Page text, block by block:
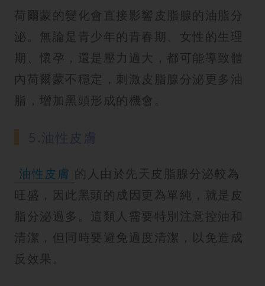
荷爾蒙的變化會直接影響皮脂腺的油脂分
泌。無論是青少年的青春期、女性的生理
期、懷孕，還是壓力過大，都可能導致體
內荷爾蒙不穩定，刺激皮脂腺分泌更多油
脂，增加黑頭形成的機會。
油性皮膚 的人由於先天皮脂腺分泌較為
旺盛，因此黑頭的成因更為單純，就是皮
脂分泌過多。這類人需要特別注意控油和
清潔，但同時要避免過度清潔，以免造成
反效果。